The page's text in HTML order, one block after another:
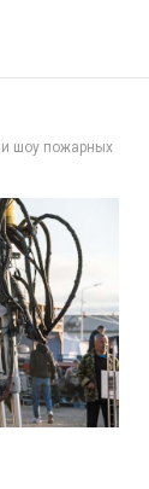
и шоу пожарных